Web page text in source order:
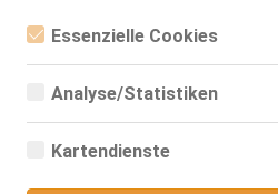
Essenzielle Cookies
Essenzielle Cookies sind alle
ermöglicht werden. Die Webseite
Analyse/Statistiken
Analyse- bzw. Statistikcookies sind
Zugriffsstatistiken dienen. Sie
Kartendienste
Melina -Ganz neu
Bremen
Lala & Yomo